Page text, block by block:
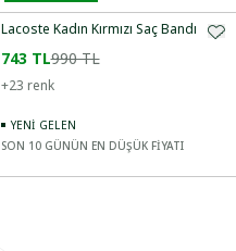
Lacoste Kadın Kırmızı Saç Bandı
743 TL990 TL
+23 renk
YENI GELEN
SON 10 GÜNÜN EN DÜŞÜK FİYATI